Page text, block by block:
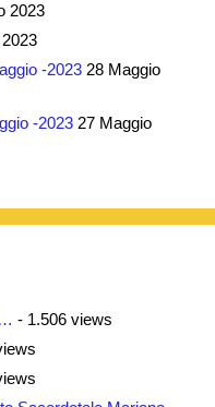
2023
-2023 28 Maggio
-2023 27 Maggio
- 1.506 views